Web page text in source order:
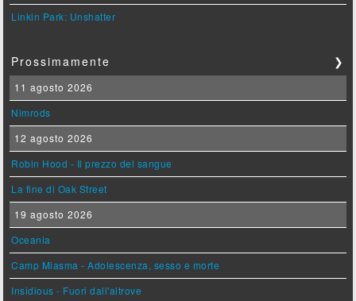
Linkin Park: Unshatter
Prossimamente ❯
11 agosto 2026
Nimrods
12 agosto 2026
Robin Hood - Il prezzo del sangue
La fine di Oak Street
19 agosto 2026
Oceania
Camp Miasma - Adolescenza, sesso e morte
Insidious - Fuori dall'altrove